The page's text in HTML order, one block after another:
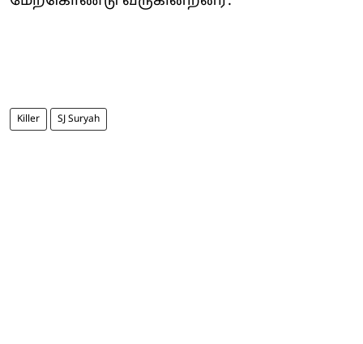
Killer SJ Suryah